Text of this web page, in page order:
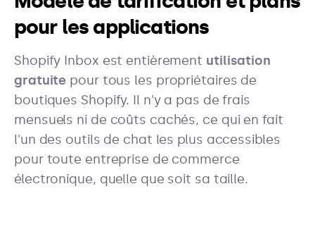
pour les applications
Shopify Inbox est entièrement utilisation
gratuite pour tous les propriétaires de
boutiques Shopify. Il n'y a pas de frais
mensuels ni de coûts cachés, ce qui en fait
l'un des outils de chat les plus accessibles
pour toute entreprise de commerce
électronique, quelle que soit sa taille.